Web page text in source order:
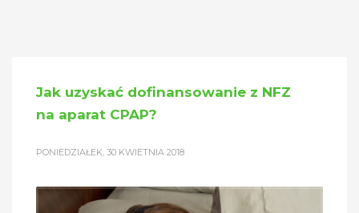
Jak uzyskać dofinansowanie z NFZ
na aparat CPAP?
PONIEDZIAŁEK, 30 KWIETNIA 2018